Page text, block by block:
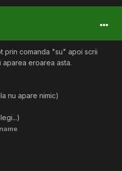
prin comanda "su" apoi scrii
aparea eroarea asta.
nu apare nimic)